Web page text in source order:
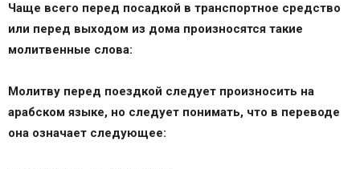
Чаще всего перед посадкой в транспортное средство
или перед выходом из дома произносятся такие
молитвенные слова:
Молитву перед поездкой следует произносить на
арабском языке, но следует понимать, что в переводе
она означает следующее: